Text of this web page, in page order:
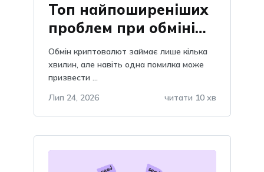
Топ найпоширеніших
проблем при обміні
криптовалют: як їх
уникнути
Обмін криптовалют займає лише кілька
хвилин, але навіть одна помилка може
призвести ...
Лип 24, 2026
читати 10 хв